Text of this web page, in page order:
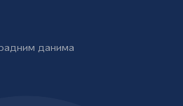
радним данима